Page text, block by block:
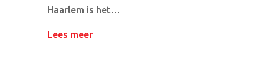
Haarlem is het…
Lees meer